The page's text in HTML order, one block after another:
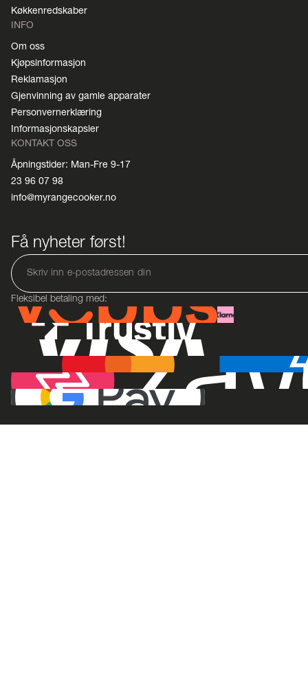
Køkkenredskaber
INFO
Om oss
Kjøpsinformasjon
Reklamasjon
Gjenvinning av gamle apparater
Personvernerklæring
Informasjonskapsler
KONTAKT OSS
Åpningstider: Man-Fre 9-17
23 96 07 98
info@myrangecooker.no
Få nyheter først!
Fleksibel betaling med: